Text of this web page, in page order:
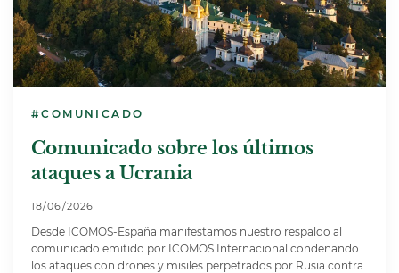
#COMUNICADO
Comunicado sobre los últimos
ataques a Ucrania
18/06/2026
Desde ICOMOS-España manifestamos nuestro respaldo al
comunicado emitido por ICOMOS Internacional condenando
los ataques con drones y misiles perpetrados por Rusia contra